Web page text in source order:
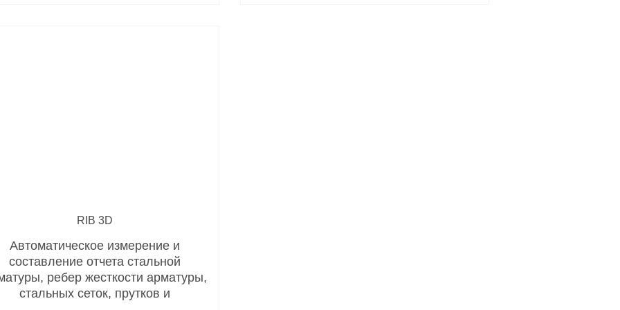
RIB 3D
Автоматическое измерение и
составление отчета стальной
ребер жесткости арматуры,
стальных сеток, прутков и